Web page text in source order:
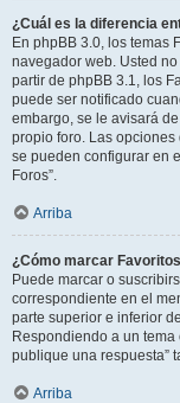
¿Cuál es la diferencia
En phpBB 3.0, los temas
navegador web. Usted
partir de phpBB 3.1, los
puede ser notificado
embargo, se le avisará
propio foro. Las
se pueden configurar en
Foros”.
Arriba
¿Cómo marcar
Puede marcar o
correspondiente en el
parte superior e inferior
Respondiendo a un
publique una respuesta”
Arriba